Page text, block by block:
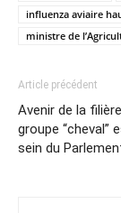
influenza aviaire
ministre de
Article précédent
Avenir de la
groupe “cheval”
sein du